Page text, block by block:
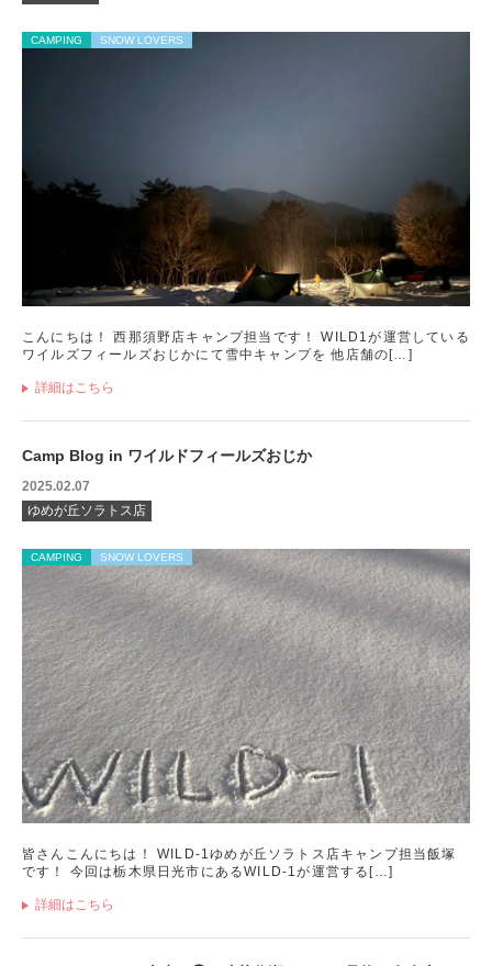
CAMPING SNOW LOVERS
こんにちは！ 西那須野店キャンプ担当です！ WILD1が運営している
ワイルズフィールズおじかにて雪中キャンプを 他店舗の[…]
詳細はこちら
Camp Blog in ワイルドフィールズおじか
2025.02.07
ゆめが丘ソラトス店
CAMPING SNOW LOVERS
皆さんこんにちは！ WILD-1ゆめが丘ソラトス店キャンプ担当飯塚
です！ 今回は栃木県日光市にあるWILD-1が運営する[…]
詳細はこちら